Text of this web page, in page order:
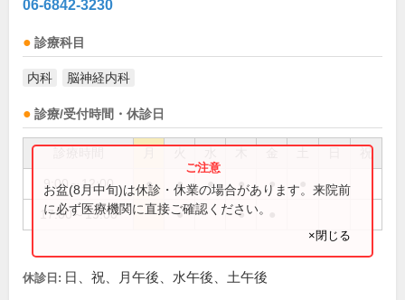
06-6842-3230
診療科目
内科 脳神経内科
診療/受付時間・休診日
祝
9:00～12:00 ● ● ● ● ●
17:00～19:00 ● ●
お盆(8月中旬)は休診・休業の場合があります。来院前
に必ず医療機関に直接ご確認ください。
×閉じる
休診日: 日、祝、月午後、水午後、土午後